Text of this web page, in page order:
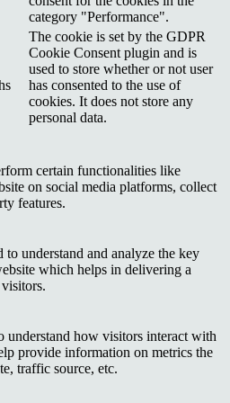
category "Performance".
The cookie is set by the GDPR
Cookie Consent plugin and is
used to store whether or not user
has consented to the use of
cookies. It does not store any
personal data.
certain functionalities like
on social media platforms, collect
features.
to understand and analyze the key
which helps in delivering a
understand how visitors interact with
provide information on metrics the
traffic source, etc.